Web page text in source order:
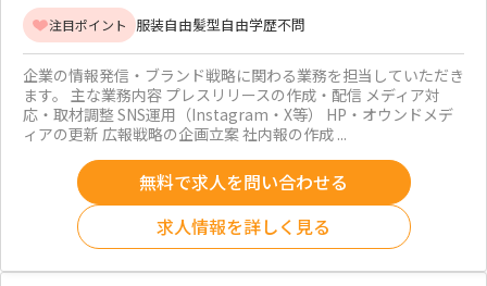
注目ポイント 服装自由髪型自由学歴不問
企業の情報発信・ブランド戦略に関わる業務を担当していただき
ます。 主な業務内容 プレスリリースの作成・配信 メディア対
応・取材調整 SNS運用（Instagram・X等） HP・オウンドメデ
ィアの更新 広報戦略の企画立案 社内報の作成 ...
無料で求人を問い合わせる
求人情報を詳しく見る